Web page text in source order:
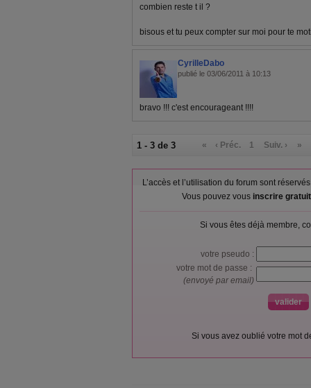
combien reste t il ?
bisous et tu peux compter sur moi pour te
CyrilleDabo
publié le 03/06/2011 à 10:13
bravo !!! c'est encourageant !!!!
1 - 3 de 3 « ‹ Préc. 1 Suiv. › »
L’accès et l’utilisation du forum sont
Vous pouvez vous inscrire
Si vous êtes déjà membre,
votre pseudo :
votre mot de passe :
(envoyé par email)
Si vous avez oublié votre mot